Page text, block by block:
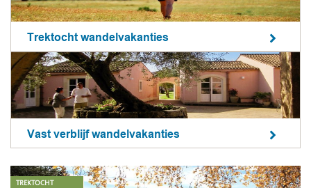
Trektocht wandelvakanties
Vast verblijf wandelvakanties
TREKTOCHT